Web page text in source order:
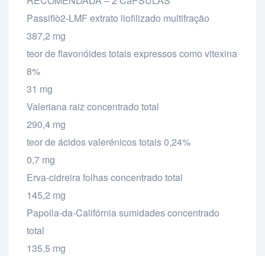
Passiflò2-LMF extrato liofilizado multifração
387,2 mg
teor de flavonóides totais expressos como vitexina
8%
31 mg
Valeriana raiz concentrado total
290,4 mg
teor de ácidos valerénicos totais 0,24%
0,7 mg
Erva-cidreira folhas concentrado total
145,2 mg
Papoila-da-Califórnia sumidades concentrado
total
135,5 mg